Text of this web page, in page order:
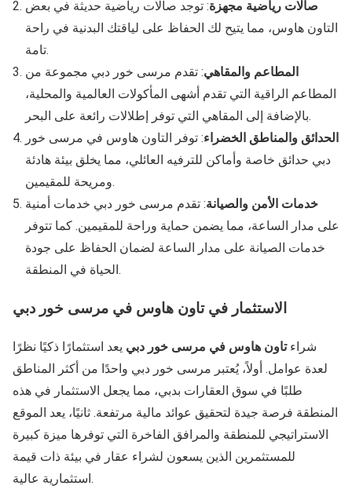
صالات رياضية مجهزة: توجد صالات رياضية حديثة في بعض
التاون هاوس، مما يتيح لك الحفاظ على لياقتك البدنية في راحة
تامة.
المطاعم والمقاهي: تقدم مرسى خور دبي مجموعة من
المطاعم الراقية التي تقدم أشهى المأكولات العالمية والمحلية،
بالإضافة إلى المقاهي التي توفر إطلالات رائعة على البحر.
الحدائق والمناطق الخضراء: توفر التاون هاوس في مرسى خور
دبي حدائق خاصة وأماكن للترفيه العائلي، مما يخلق بيئة هادئة
ومريحة للمقيمين.
خدمات الأمن والصيانة: تقدم مرسى خور دبي خدمات أمنية
على مدار الساعة، مما يضمن حماية وراحة للمقيمين. كما تتوفر
خدمات الصيانة على مدار الساعة لضمان الحفاظ على جودة
الحياة في المنطقة.
الاستثمار في تاون هاوس في مرسى خور دبي
شراءتاون هاوس في مرسى خور دبي يعد استثمارًا ذكيًا نظرًا
لعدة عوامل. أولاً، يُعتبر مرسى خور دبي واحدًا من أكثر المناطق
طلبًا في سوق العقارات بدبي، مما يجعل الاستثمار في هذه
المنطقة فرصة جيدة لتحقيق عوائد مالية مرتفعة. ثانيًا، يعد الموقع
الاستراتيجي للمنطقة والمرافق الفاخرة التي توفرها ميزة كبيرة
للمستثمرين الذين يسعون لشراء عقار في بيئة ذات قيمة
استثمارية عالية.